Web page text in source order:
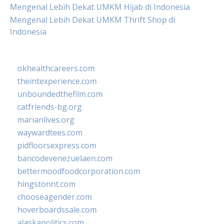
Mengenal Lebih Dekat UMKM Hijab di Indonesia
Mengenal Lebih Dekat UMKM Thrift Shop di
Indonesia
okhealthcareers.com
theintexperience.com
unboundedthefilm.com
catfriends-bg.org
marianlives.org
waywardtees.com
pidfloorsexpress.com
bancodevenezuelaen.com
bettermoodfoodcorporation.com
hingstonnt.com
chooseagender.com
hoverboardssale.com